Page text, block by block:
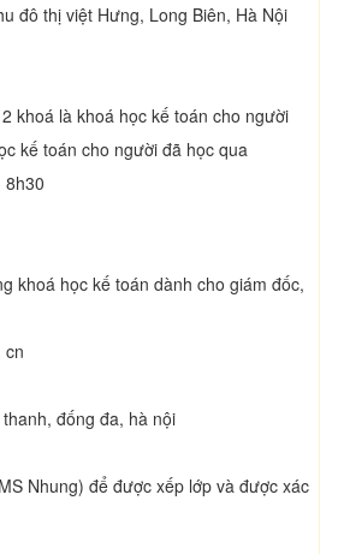
đô thị việt Hưng, Long Biên, Hà Nội
khoá là khoá học kế toán cho người
kế toán cho người đã học qua
8h30
khoá học kế toán dành cho giám đốc,
cn
đống đa, hà nội
Nhung) để được xếp lớp và được xác